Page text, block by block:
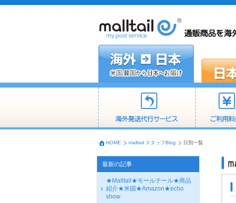
HOME malltail スタッフBlog 日別一覧
最新の記事
★Malltail★モールテール★商品
紹介★米国★Amazon★echo
show